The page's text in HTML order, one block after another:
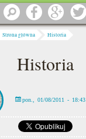
Menu Szukaj Facebook Google
Strona główna Historia
Historia
pon., 01/08/2011 - 18:43